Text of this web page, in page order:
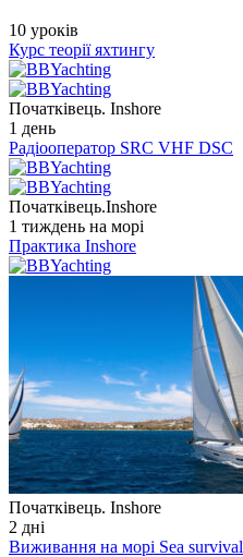
10 уроків
Курс теорії яхтингу
Початківець. Inshore
1 день
Радіооператор SRC VHF DSC
Початківець.Inshore
1 тиждень на морі
Практика Inshore
Початківець. Inshore
2 дні
Виживання на морі Sea survival